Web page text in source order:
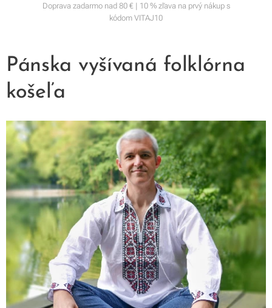
Doprava zadarmo nad 80 € | 10 % zľava na prvý nákup s
kódom VITAJ10
Pánska vyšívaná folklórna
košeľa